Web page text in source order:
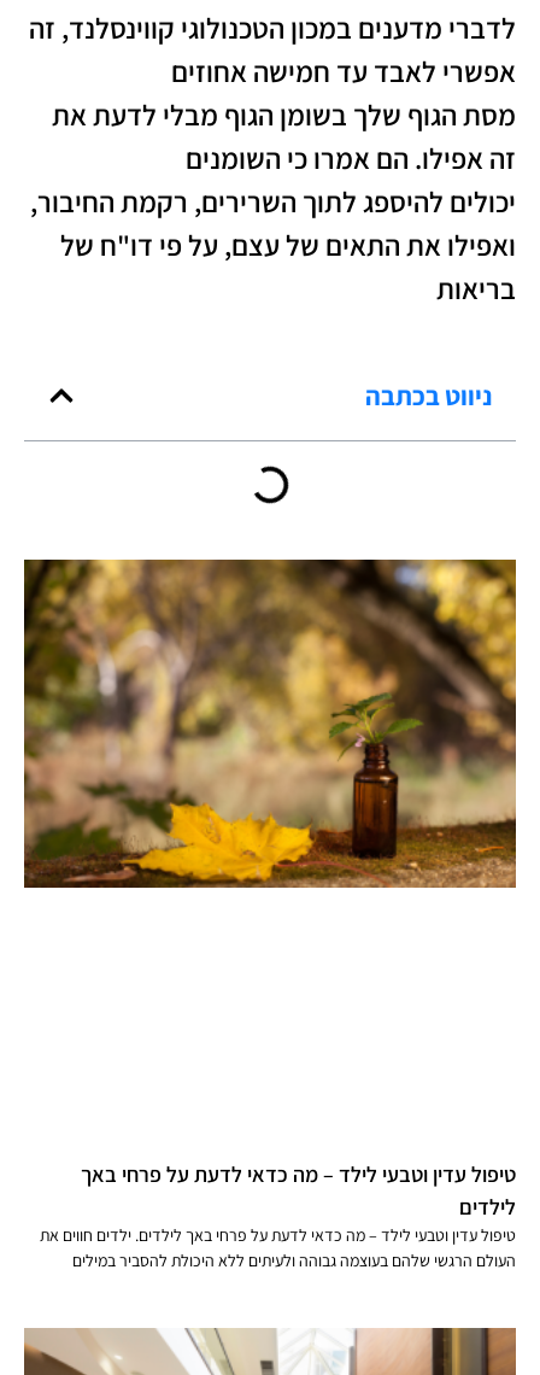
לדברי מדענים במכון הטכנולוגי קווינסלנד, זה
אפשרי לאבד עד חמישה אחוזים
מסת הגוף שלך בשומן הגוף מבלי לדעת את
זה אפילו. הם אמרו כי השומנים
יכולים להיספג לתוך השרירים, רקמת החיבור,
ואפילו את התאים של עצם, על פי דו"ח של
בריאות
ניווט בכתבה
טיפול עדין וטבעי לילד – מה כדאי לדעת על פרחי באך
לילדים
טיפול עדין וטבעי לילד – מה כדאי לדעת על פרחי באך לילדים. ילדים חווים את
העולם הרגשי שלהם בעוצמה גבוהה ולעיתים ללא היכולת להסביר במילים